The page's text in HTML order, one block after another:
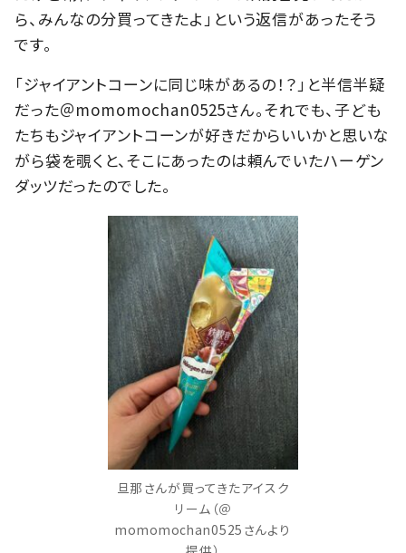
ら、みんなの分買ってきたよ」という返信があったそう
です。
「ジャイアントコーンに同じ味があるの！？」と半信半疑
だった＠momomochan0525さん。それでも、子ども
たちもジャイアントコーンが好きだからいいかと思いな
がら袋を覗くと、そこにあったのは頼んでいたハーゲン
ダッツだったのでした。
旦那さんが買ってきたアイスク
リーム（＠
momomochan0525さんより